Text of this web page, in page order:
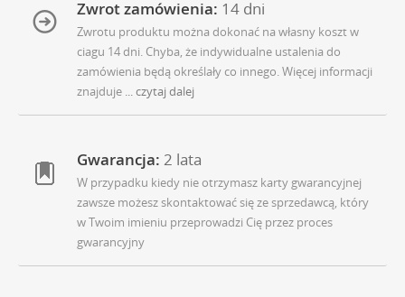
Zwrot zamówienia: 14 dni
Zwrotu produktu można dokonać na własny koszt w
ciagu 14 dni. Chyba, że indywidualne ustalenia do
zamówienia będą określały co innego. Więcej informacji
znajduje ... czytaj dalej
Gwarancja: 2 lata
W przypadku kiedy nie otrzymasz karty gwarancyjnej
zawsze możesz skontaktować się ze sprzedawcą, który
w Twoim imieniu przeprowadzi Cię przez proces
gwarancyjny